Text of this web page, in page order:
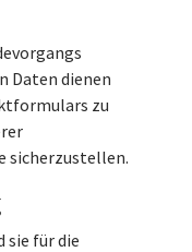
Daten dienen
zu
sicherzustellen.
sie für die